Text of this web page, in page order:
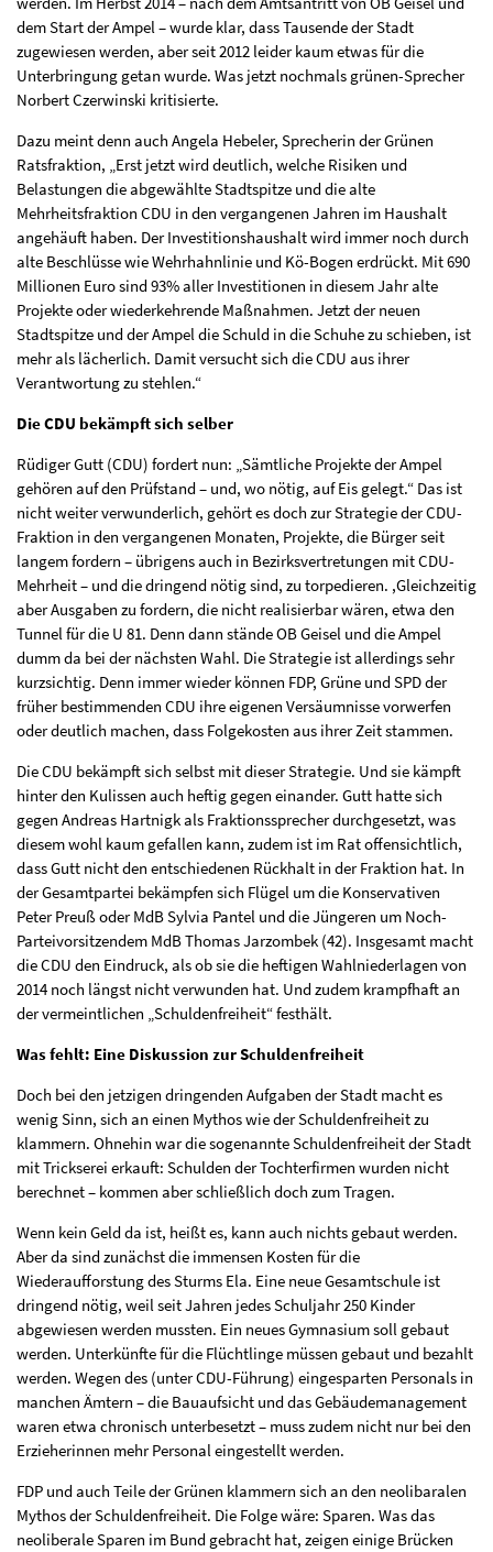
dem Start der Ampel – wurde klar, dass Tausende der Stadt
zugewiesen werden, aber seit 2012 leider kaum etwas für die
Unterbringung getan wurde. Was jetzt nochmals grünen-Sprecher
Norbert Czerwinski kritisierte.
Dazu meint denn auch Angela Hebeler, Sprecherin der Grünen
Ratsfraktion, „Erst jetzt wird deutlich, welche Risiken und
Belastungen die abgewählte Stadtspitze und die alte
Mehrheitsfraktion CDU in den vergangenen Jahren im Haushalt
angehäuft haben. Der Investitionshaushalt wird immer noch durch
alte Beschlüsse wie Wehrhahnlinie und Kö-Bogen erdrückt. Mit 690
Millionen Euro sind 93% aller Investitionen in diesem Jahr alte
Projekte oder wiederkehrende Maßnahmen. Jetzt der neuen
Stadtspitze und der Ampel die Schuld in die Schuhe zu schieben, ist
mehr als lächerlich. Damit versucht sich die CDU aus ihrer
Verantwortung zu stehlen.“
Die CDU bekämpft sich selber
Rüdiger Gutt (CDU) fordert nun: „Sämtliche Projekte der Ampel
gehören auf den Prüfstand – und, wo nötig, auf Eis gelegt.“ Das ist
nicht weiter verwunderlich, gehört es doch zur Strategie der CDU-
Fraktion in den vergangenen Monaten, Projekte, die Bürger seit
langem fordern – übrigens auch in Bezirksvertretungen mit CDU-
Mehrheit – und die dringend nötig sind, zu torpedieren. ,Gleichzeitig
aber Ausgaben zu fordern, die nicht realisierbar wären, etwa den
Tunnel für die U 81. Denn dann stände OB Geisel und die Ampel
dumm da bei der nächsten Wahl. Die Strategie ist allerdings sehr
kurzsichtig. Denn immer wieder können FDP, Grüne und SPD der
früher bestimmenden CDU ihre eigenen Versäumnisse vorwerfen
oder deutlich machen, dass Folgekosten aus ihrer Zeit stammen.
Die CDU bekämpft sich selbst mit dieser Strategie. Und sie kämpft
hinter den Kulissen auch heftig gegen einander. Gutt hatte sich
gegen Andreas Hartnigk als Fraktionssprecher durchgesetzt, was
diesem wohl kaum gefallen kann, zudem ist im Rat offensichtlich,
dass Gutt nicht den entschiedenen Rückhalt in der Fraktion hat. In
der Gesamtpartei bekämpfen sich Flügel um die Konservativen
Peter Preuß oder MdB Sylvia Pantel und die Jüngeren um Noch-
Parteivorsitzendem MdB Thomas Jarzombek (42). Insgesamt macht
die CDU den Eindruck, als ob sie die heftigen Wahlniederlagen von
2014 noch längst nicht verwunden hat. Und zudem krampfhaft an
der vermeintlichen „Schuldenfreiheit“ festhält.
Was fehlt: Eine Diskussion zur Schuldenfreiheit
Doch bei den jetzigen dringenden Aufgaben der Stadt macht es
wenig Sinn, sich an einen Mythos wie der Schuldenfreiheit zu
klammern. Ohnehin war die sogenannte Schuldenfreiheit der Stadt
mit Trickserei erkauft: Schulden der Tochterfirmen wurden nicht
berechnet – kommen aber schließlich doch zum Tragen.
Wenn kein Geld da ist, heißt es, kann auch nichts gebaut werden.
Aber da sind zunächst die immensen Kosten für die
Wiederaufforstung des Sturms Ela. Eine neue Gesamtschule ist
dringend nötig, weil seit Jahren jedes Schuljahr 250 Kinder
abgewiesen werden mussten. Ein neues Gymnasium soll gebaut
werden. Unterkünfte für die Flüchtlinge müssen gebaut und bezahlt
werden. Wegen des (unter CDU-Führung) eingesparten Personals in
manchen Ämtern – die Bauaufsicht und das Gebäudemanagement
waren etwa chronisch unterbesetzt – muss zudem nicht nur bei den
Erzieherinnen mehr Personal eingestellt werden.
FDP und auch Teile der Grünen klammern sich an den neolibaralen
Mythos der Schuldenfreiheit. Die Folge wäre: Sparen. Was das
neoliberale Sparen im Bund gebracht hat, zeigen einige Brücken